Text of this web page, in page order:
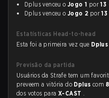
Dplus venceu o Jogo 1 por
Dplus venceu o Jogo 2 por
Estatísticas Head-to-head
Esta foi a primeira vez que Dplus
Previsão da partida
Usuários da Strafe tem um
preveem a vitória do Dplus com
dos votos para X-CAST .